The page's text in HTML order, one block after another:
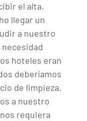
el alta.
llegar un
a nuestro
hoteles eran
deberíamos
de limpieza.
a nuestro
requiera